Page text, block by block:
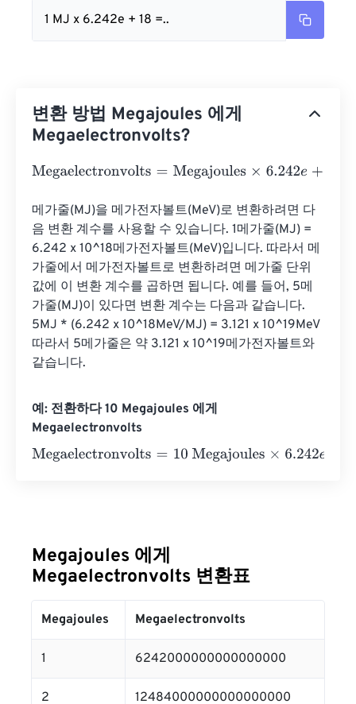
1 MJ x 6.242e + 18 =..
변환 방법 Megajoules 에게
Megaelectronvolts?
Megaelectronvolts=Megajoules×6.242e +18
메가줄(MJ)을 메가전자볼트(MeV)로 변환하려면 다
음 변환 계수를 사용할 수 있습니다. 1메가줄(MJ) =
6.242 x 10^18메가전자볼트(MeV)입니다. 따라서 메
가줄에서 메가전자볼트로 변환하려면 메가줄 단위
값에 이 변환 계수를 곱하면 됩니다. 예를 들어, 5메
가줄(MJ)이 있다면 변환 계수는 다음과 같습니다.
5MJ * (6.242 x 10^18MeV/MJ) = 3.121 x 10^19MeV
따라서 5메가줄은 약 3.121 x 10^19메가전자볼트와
같습니다.
예: 전환하다 10 Megajoules 에게
Megaelectronvolts
Megaelectronvolts=10 Megajoules×6.242 e+ 18=
Megajoules 에게
Megaelectronvolts 변환표
Megajoules Megaelectronvolts
1 6242000000000000000
2 12484000000000000000